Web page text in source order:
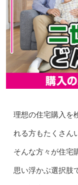
理想の住宅購入を
れる方もたくさん
そんな方々が住宅
思い浮かぶ選択肢